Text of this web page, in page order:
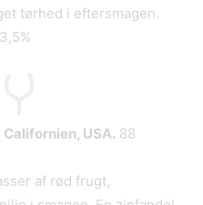
tørhed i eftersmagen.
Californien, USA. 88
af rød frugt,